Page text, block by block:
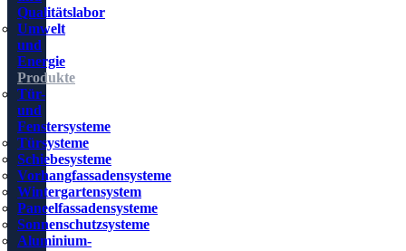
Qualitätslabor
Umwelt
und
Energie
Produkte
Tür-
und
Fenstersysteme
Türsysteme
Schiebesysteme
Vorhangfassadensysteme
Wintergartensystem
Paneelfassadensysteme
Sonnenschutzsysteme
Aluminium-